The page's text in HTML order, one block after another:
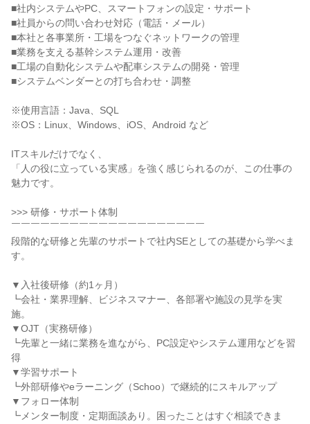
■社内システムやPC、スマートフォンの設定・サポート
■社員からの問い合わせ対応（電話・メール）
■本社と各事業所・工場をつなぐネットワークの管理
■業務を支える基幹システム運用・改善
■工場の自動化システムや配車システムの開発・管理
■システムベンダーとの打ち合わせ・調整
※使用言語：Java、SQL
※OS：Linux、Windows、iOS、Android など
ITスキルだけでなく、
「人の役に立っている実感」を強く感じられるのが、この仕事の
魅力です。
>>> 研修・サポート体制
￣￣￣￣￣￣￣￣￣￣￣￣￣￣￣￣￣￣￣￣
段階的な研修と先輩のサポートで社内SEとしての基礎から学べま
す。
▼入社後研修（約1ヶ月）
┗会社・業界理解、ビジネスマナー、各部署や施設の見学を実
施。
▼OJT（実務研修）
┗先輩と一緒に業務を進ながら、PC設定やシステム運用などを習
得
▼学習サポート
┗外部研修やeラーニング（Schoo）で継続的にスキルアップ
▼フォロー体制
┗メンター制度・定期面談あり。困ったことはすぐ相談できま